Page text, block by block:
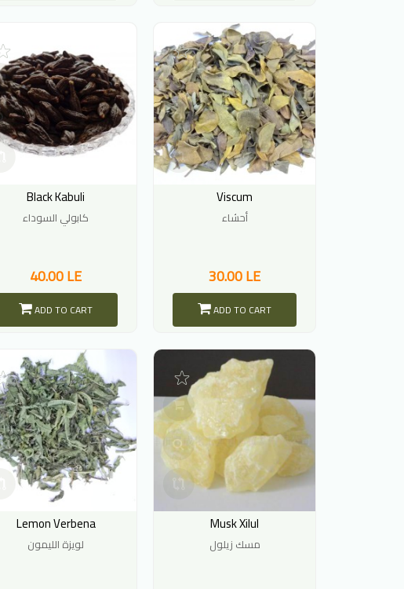
Black Kabuli
كابولي السوداء
40.00 LE
ADD TO CART
Viscum
أحشاء
30.00 LE
ADD TO CART
Lemon Verbena
لويزة الليمون
Musk Xilul
مسك زيلول